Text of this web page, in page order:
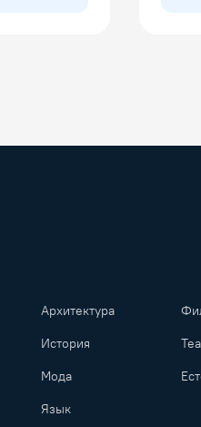
Архитектура
История
Мода
Язык